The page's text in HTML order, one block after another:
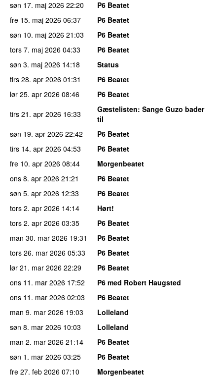
søn 17. maj 2026 22:20
P6 Beatet
fre 15. maj 2026 06:37
P6 Beatet
søn 10. maj 2026 21:03
P6 Beatet
tors 7. maj 2026 04:33
P6 Beatet
søn 3. maj 2026 14:18
Status
tirs 28. apr 2026 01:31
P6 Beatet
lør 25. apr 2026 08:46
P6 Beatet
tirs 21. apr 2026 16:33 Gæstelisten: Sange Guzo bader
til
søn 19. apr 2026 22:42
P6 Beatet
tirs 14. apr 2026 04:53
P6 Beatet
fre 10. apr 2026 08:44
Morgenbeatet
ons 8. apr 2026 21:21
P6 Beatet
søn 5. apr 2026 12:33
P6 Beatet
tors 2. apr 2026 14:14
Hørt!
tors 2. apr 2026 03:35
P6 Beatet
man 30. mar 2026 19:31
P6 Beatet
tors 26. mar 2026 05:33
P6 Beatet
lør 21. mar 2026 22:29
P6 Beatet
ons 11. mar 2026 17:52
P6 med Robert Haugsted
ons 11. mar 2026 02:03
P6 Beatet
man 9. mar 2026 19:03
Lolleland
søn 8. mar 2026 10:03
Lolleland
man 2. mar 2026 21:14
P6 Beatet
søn 1. mar 2026 03:25
P6 Beatet
fre 27. feb 2026 07:10
Morgenbeatet